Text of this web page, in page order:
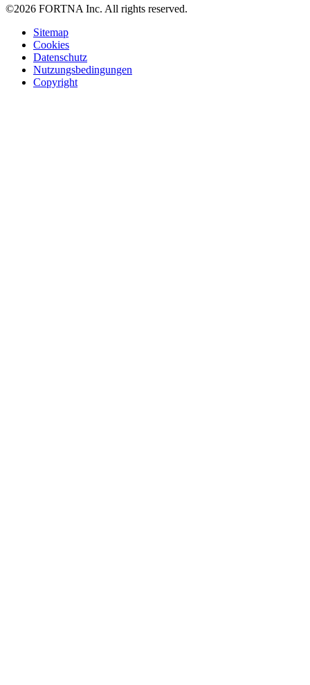
©2026 FORTNA Inc. All rights reserved.
Sitemap
Cookies
Datenschutz
Nutzungsbedingungen
Copyright